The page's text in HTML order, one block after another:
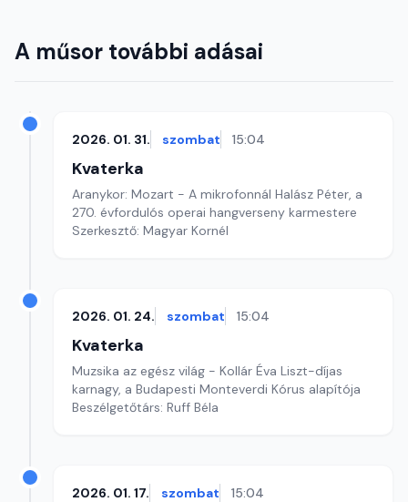
A műsor további adásai
2026. 01. 31. szombat 15:04
Kvaterka
Aranykor: Mozart - A mikrofonnál Halász Péter, a
270. évfordulós operai hangverseny karmestere
Szerkesztő: Magyar Kornél
2026. 01. 24. szombat 15:04
Kvaterka
Muzsika az egész világ - Kollár Éva Liszt-díjas
karnagy, a Budapesti Monteverdi Kórus alapítója
Beszélgetőtárs: Ruff Béla
2026. 01. 17. szombat 15:04